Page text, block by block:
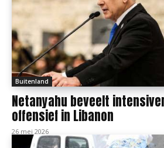
Buitenland
Netanyahu beveelt
offensief in Libanon
26 mei 2026